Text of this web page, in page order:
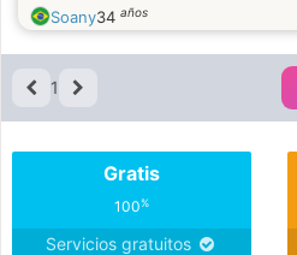
Soany34 años
1
Gratis
100%
Servicios gratuitos